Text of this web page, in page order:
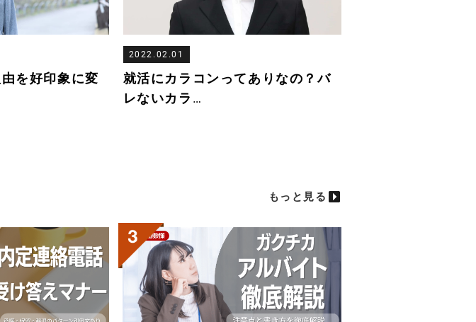
を好印象に変
2022.02.01
就活にカラコンってありなの？バ
レないカラ …
もっと見る